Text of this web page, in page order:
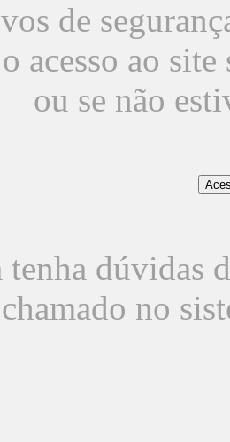
de
acesso ao
ou se não
tenha dúvidas
no